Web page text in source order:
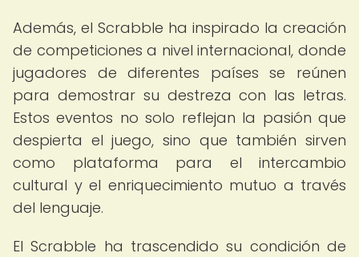
Además, el Scrabble ha inspirado la creación
de competiciones a nivel internacional, donde
jugadores de diferentes países se reúnen
para demostrar su destreza con las letras.
Estos eventos no solo reflejan la pasión que
despierta el juego, sino que también sirven
como plataforma para el intercambio
cultural y el enriquecimiento mutuo a través
del lenguaje.
El Scrabble ha trascendido su condición de